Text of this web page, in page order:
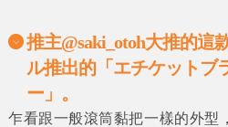
推主@saki_otoh大推的這
ル推出的「エチケットブ
ー」。
乍看跟一般滾筒黏把一樣的外型